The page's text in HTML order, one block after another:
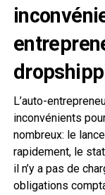
L’auto-
inconvénients
nombreux: le
rapidement, le
il n’y a pas de
obligations